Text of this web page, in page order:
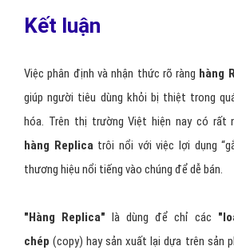
Kết luận
Việc phân định và nhận thức rõ ràng hàng
giúp người tiêu dùng khỏi bị thiệt trong
hóa. Trên thị trường Việt hiện nay có rất
hàng Replicatrôi nổi với việc lợi dụng
thương hiệu nổi tiếng vào chúng để dễ bán.
"Hàng Replica" là dùng để chỉ các
chép(copy) hay sản xuất lại dựa trên sản